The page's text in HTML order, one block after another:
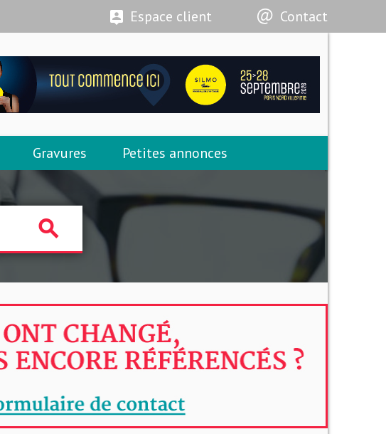
Espace client Contact
Gravures Petites annonces
search